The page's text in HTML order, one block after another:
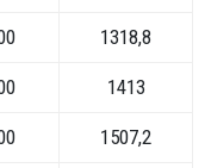
1318,8
1413
1507,2